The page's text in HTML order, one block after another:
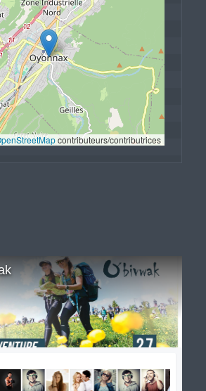
contributeurs/contributrices